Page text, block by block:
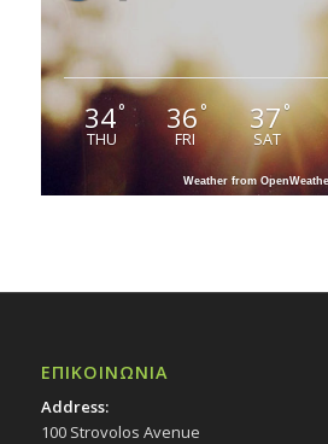
34°
THU
36°
FRI
37°
SAT
Weather from
ΕΠΙΚΟΙΝΩΝΙΑ
Address:
100 Strovolos Avenue